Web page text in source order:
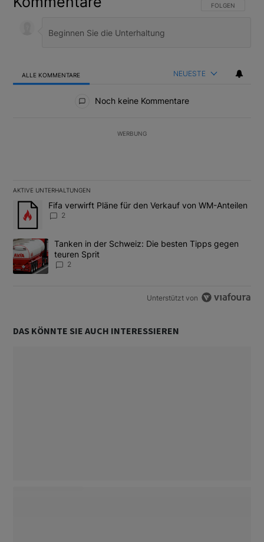
FOLGE DIESER
FOLGEN
ALLE KOMMENTARE NEUESTE
Noch keine Kommentare
WERBUNG
AKTIVE UNTERHALTUNGEN
Das Folgende ist eine Liste der am meisten kommentierten
Ein Trendartikel mit dem Titel "Fifa verwirft Pläne für den
Fifa verwirft Pläne für den Verkauf von WM-Anteilen
2
Ein Trendartikel mit dem Titel "Tanken in der Schweiz: Die
Tanken in der Schweiz: Die besten Tipps gegen
teuren Sprit
2
Unterstützt von
DAS KÖNNTE SIE AUCH INTERESSIEREN